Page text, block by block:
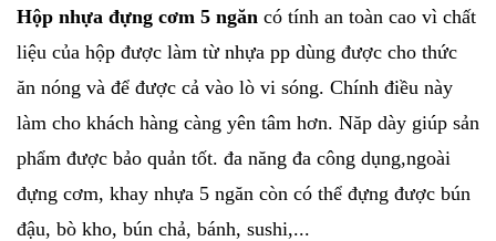
Hộp nhựa đựng cơm 5 ngăn có tính an toàn cao vì chất
liệu của hộp được làm từ nhựa pp dùng được cho thức
ăn nóng và để được cả vào lò vi sóng. Chính điều này
làm cho khách hàng càng yên tâm hơn. Năp dày giúp sản
phẩm được bảo quản tốt. đa năng đa công dụng,ngoài
đựng cơm, khay nhựa 5 ngăn còn có thể đựng được bún
đậu, bò kho, bún chả, bánh, sushi,...